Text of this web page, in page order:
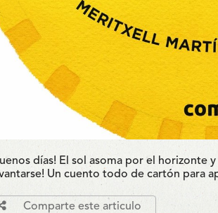
días! El sol asoma por el horizonte
Un cuento todo de cartón para
Comparte este articulo